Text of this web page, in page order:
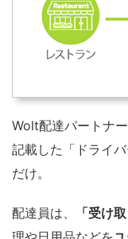
Wolt配達パートナ
記載した「ドライ
だけ。
配達員は、 「受け